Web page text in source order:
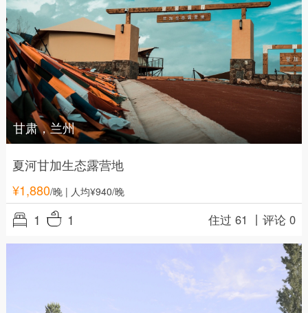
甘肃，兰州
夏河甘加生态露营地
¥1,880/晚| 人均¥940/晚
1 1 住过 61 丨评论 0